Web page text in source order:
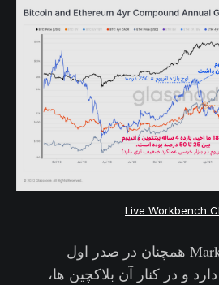
Live Workbench
بیتکوین از نظر Market cap همچنان در صدر اول
و در کنار آن بلاکچین ها،